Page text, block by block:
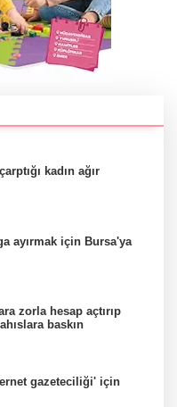
kadın ağır
ayırmak için Bursa'ya
zorla hesap açtırıp
baskın
gazeteciliği' için